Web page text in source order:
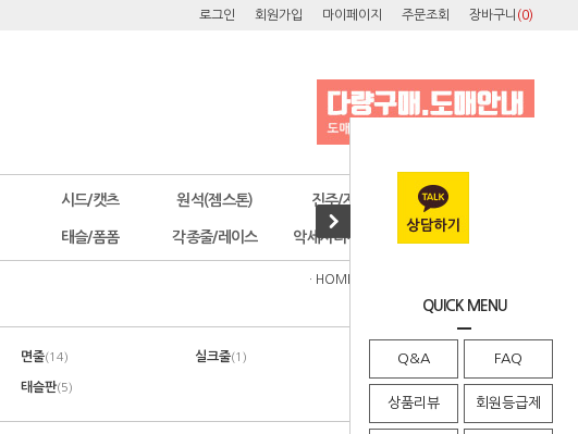
QUICK MENU
Q&A FAQ
상품리뷰 회원등급제
로그인 회원가입 마이페이지 주문조회 장바구니 (0)
시드/캣츠 원석(젬스톤) 진주/자개 오스트리아
태슬/폼폼 각종줄/레이스 악세사리부자재 공구/포장
· HOME
면줄(14) 실크줄(1) 소가죽줄(19)
태슬판(5)